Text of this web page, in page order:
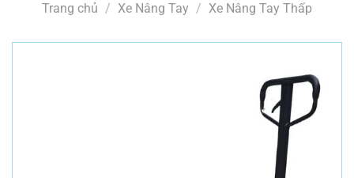
Trang chủ / Xe Nâng Tay / Xe Nâng Tay Thấp